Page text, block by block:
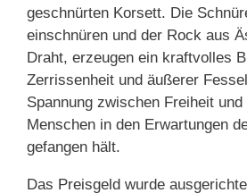
geschnürten Korsett. Die
einschnüren und der Rock aus
Draht, erzeugen ein kraftvolles
Zerrissenheit und äußerer
Spannung zwischen Freiheit
Menschen in den Erwartungen
gefangen hält.
Das Preisgeld wurde